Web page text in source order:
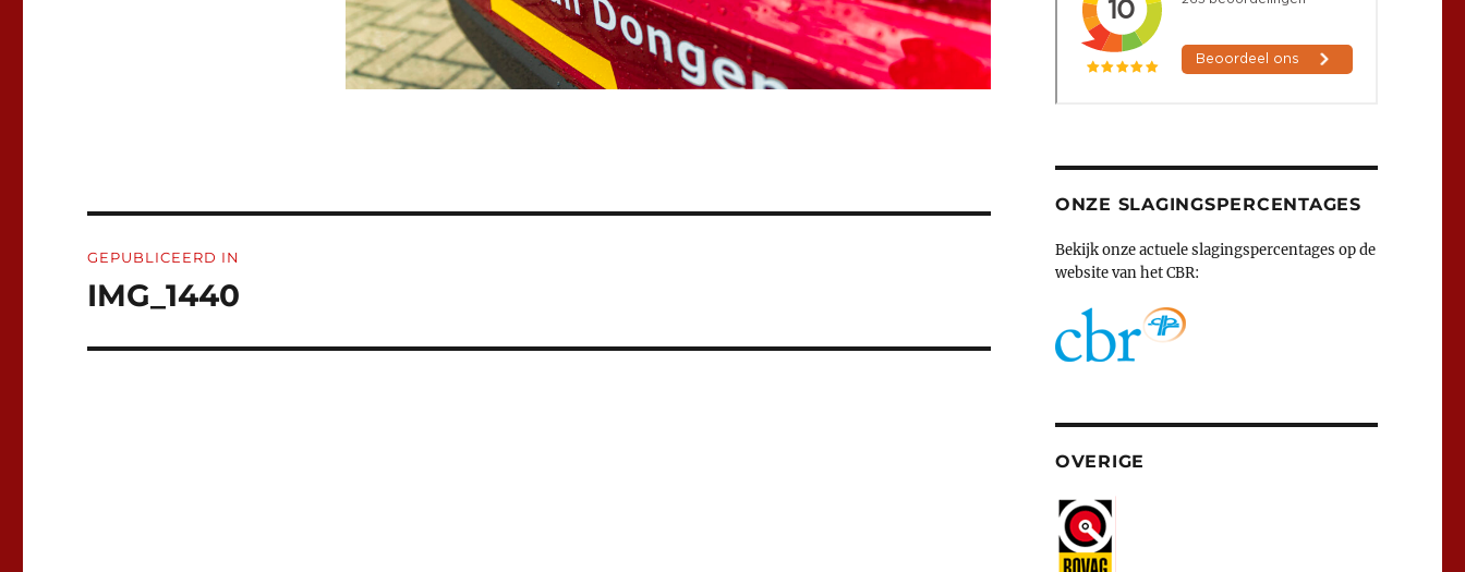
navigatie
GEPUBLICEERD IN
IMG_1440
ONZE SLAGINGSPERCENTAGES
Bekijk onze actuele slagingspercentages op de
website van het CBR:
OVERIGE